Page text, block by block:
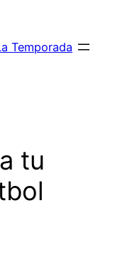
Temporada
tu